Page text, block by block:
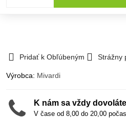
Pridať k Obľúbeným Strážny
Výrobca: Mivardi
K nám sa vždy dovoláte
V čase od 8,00 do 20,00